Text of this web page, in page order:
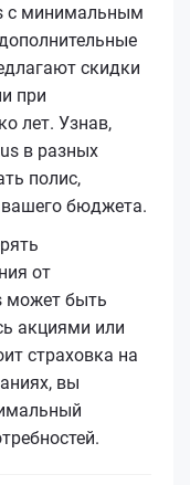
с минимальным
скидки
при
лет. Узнав,
в разных
полис,
бюджета.
от
может быть
акциями или
страховка на
вы